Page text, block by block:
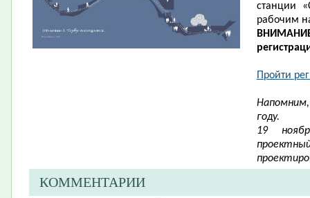
станции
рабочим
Пройти
Напомним,
году.
19
КОММЕНТАРИИ